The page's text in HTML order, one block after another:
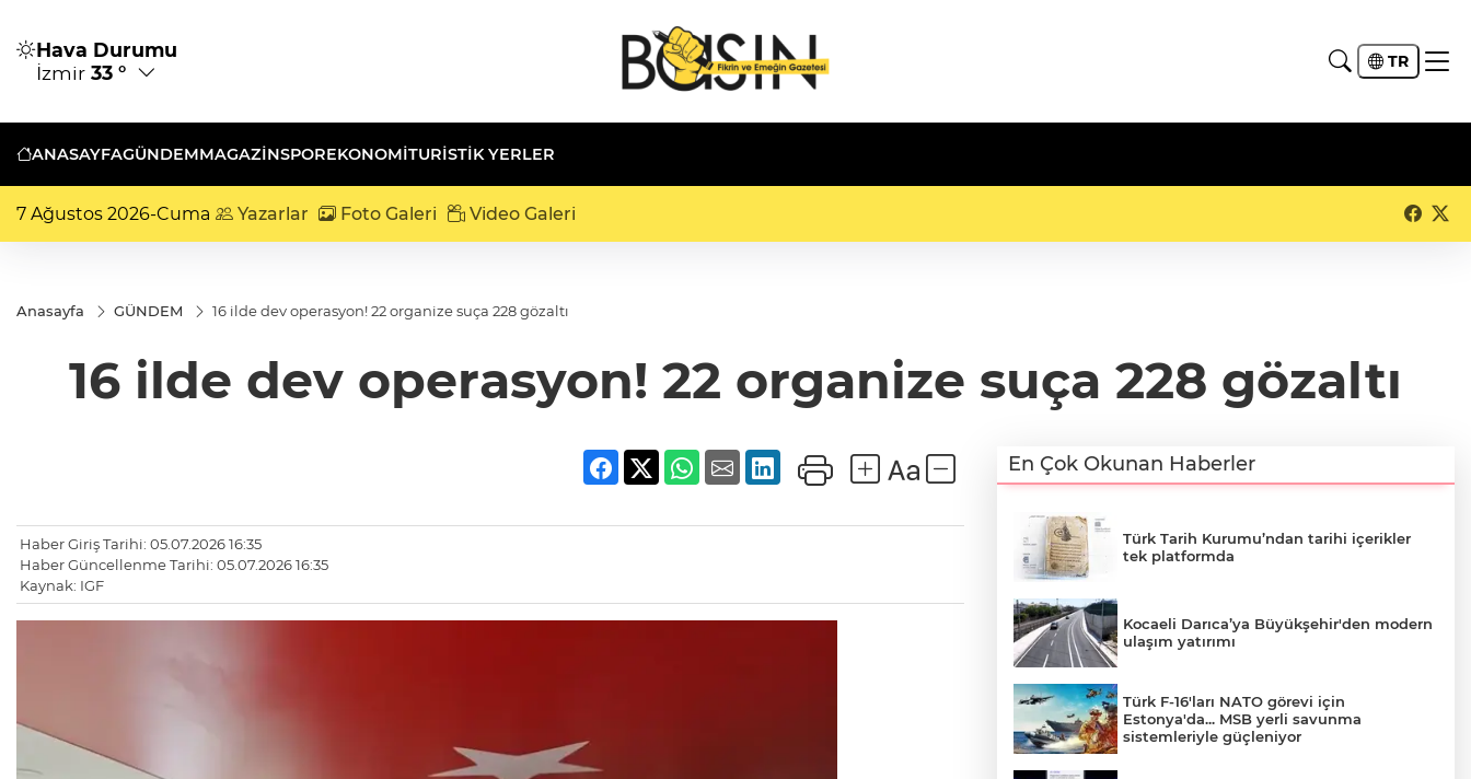
Hava Durumu
İzmir 33 ° TR
ANASAYFAGÜNDEMMAGAZİNSPOREKONOMİTURISTIK YERLER
7 Ağustos 2026-Cuma Yazarlar Foto Galeri Video Galeri
Anasayfa GÜNDEM 16 ilde dev operasyon! 22 organize suça 228 gözaltı
16 ilde dev operasyon! 22 organize suça 228 gözaltı
Haber Giriş Tarihi: 05.07.2026 16:35
Haber Güncellenme Tarihi: 05.07.2026 16:35
Kaynak: IGF
En Çok Okunan Haberler
Türk Tarih Kurumu’ndan tarihi içerikler
tek platformda
Kocaeli Darıca’ya Büyükşehir'den modern
ulaşım yatırımı
Türk F-16'ları NATO görevi için
Estonya'da... MSB yerli savunma
sistemleriyle güçleniyor